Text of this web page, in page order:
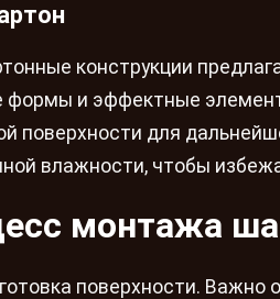
конструкции
формы и эффектные
поверхности для
влажности, чтобы
монтажа
поверхности. Важно